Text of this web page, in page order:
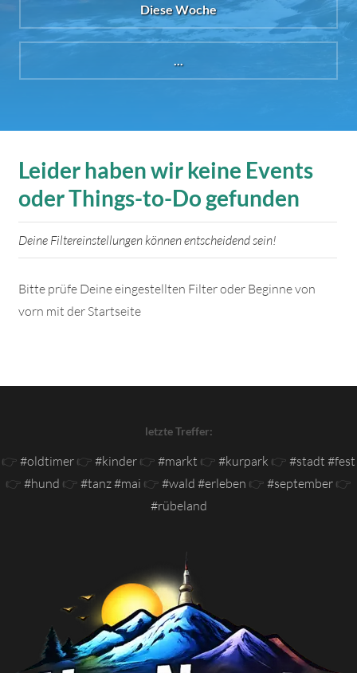
Diese Woche
Leider haben wir keine Events
oder Things-to-Do gefunden
Deine Filtereinstellungen können entscheidend sein!
Bitte prüfe Deine eingestellten Filter oder Beginne von
vorn mit der Startseite
letzte Treffer:
👉 #oldtimer 👉 #kinder 👉 #markt 👉 #kurpark 👉 #stadt #fest
👉 #hund 👉 #tanz #mai 👉 #wald #erleben 👉 #september 👉
#rübeland